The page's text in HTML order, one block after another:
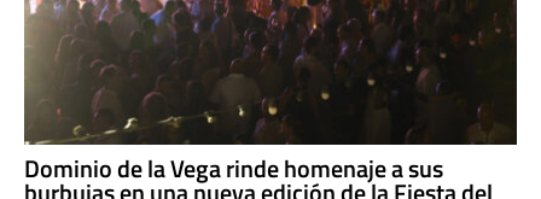
Dominio de la Vega rinde homenaje a sus